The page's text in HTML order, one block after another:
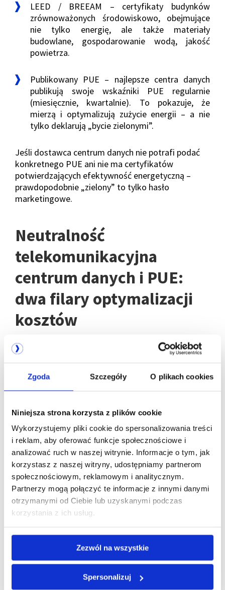
Zgoda Szczegóły O plikach cookies
Niniejsza strona korzysta z plików cookie
Wykorzystujemy pliki cookie do spersonalizowania treści
i reklam, aby oferować funkcje społecznościowe i
analizować ruch w naszej witrynie. Informacje o tym, jak
korzystasz z naszej witryny, udostępniamy partnerom
społecznościowym, reklamowym i analitycznym.
Partnerzy mogą połączyć te informacje z innymi danymi
otrzymanymi od Ciebie lub uzyskanymi podczas
korzystania z ich usług.
Zezwól na wszystkie
Spersonalizuj
LEED / BREEAM – certyfikaty budynków
zrównoważonych środowiskowo, obejmujące
nie tylko energię, ale także materiały
budowlane, gospodarowanie wodą, jakość
powietrza.
Publikowany PUE – najlepsze centra danych
publikują swoje wskaźniki PUE regularnie
(miesięcznie, kwartalnie). To pokazuje, że
mierzą i optymalizują zużycie energii – a nie
tylko deklarują „bycie zielonymi”.
Jeśli dostawca centrum danych nie potrafi podać
konkretnego PUE ani nie ma certyfikatów
potwierdzających efektywność energetyczną –
prawdopodobnie „zielony” to tylko hasło
marketingowe.
Neutralność
telekomunikacyjna
centrum danych i PUE:
dwa filary optymalizacji
kosztów
Zielone centrum danych często łączy niski PUE z
Neutralność telekomunikacyjna centrum danych
łączności. Zamiast narzucać jednego operatora
(często po zawyżonych cenach), centrum
udostępnia punkty styku (meet-me rooms) z
wieloma operatorami.
Firma może negocjować warunki z różnymi
dostawcami i wybrać najtańszą, najszybszą lub
najlepiej dopasowaną ofertę. Może także
wykorzystać globalne kontrakty korporacyjne z
Przykład: Międzynarodowa korporacja ma globalny
kontrakt z operatorem telekomunikacyjnym na